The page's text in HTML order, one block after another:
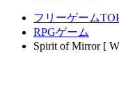
フリーゲーム
RPGゲーム
Spirit of Mirror [